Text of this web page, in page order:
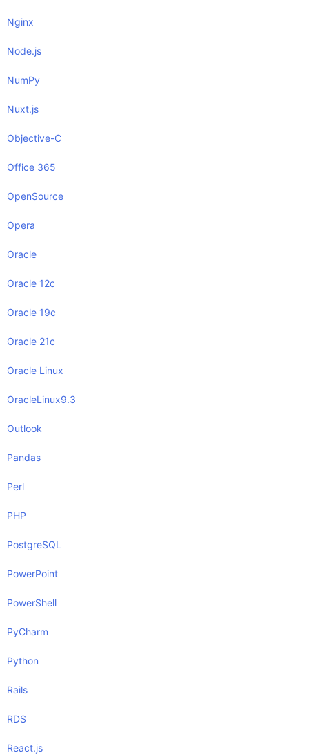
Nginx
Node.js
NumPy
Nuxt.js
Objective-C
Office 365
OpenSource
Opera
Oracle
Oracle 12c
Oracle 19c
Oracle 21c
Oracle Linux
OracleLinux9.3
Outlook
Pandas
Perl
PHP
PostgreSQL
PowerPoint
PowerShell
PyCharm
Python
Rails
RDS
React.js